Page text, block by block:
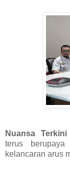
Nuansa Terkini
terus
kelancaran arus